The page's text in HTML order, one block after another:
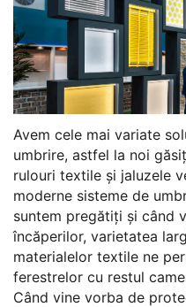
Avem cele mai variate
umbrire, astfel la noi
rulouri textile și jaluzele
moderne sisteme de
suntem pregătiți și când
încăperilor, varietatea
materialelor textile ne
ferestrelor cu restul
Când vine vorba de